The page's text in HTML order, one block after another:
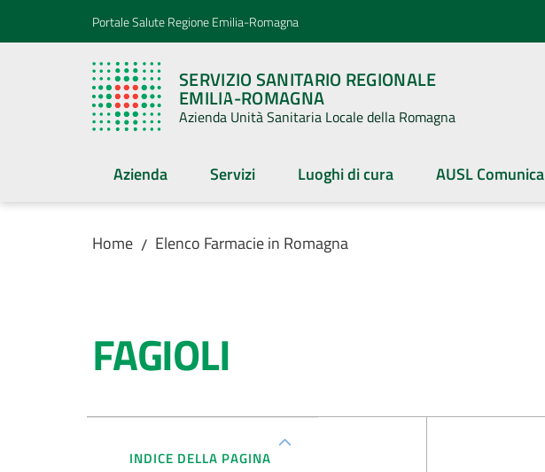
Vai al contenuto
Vai alla navigazionePortale Salute Regione Emilia-Romagna
SERVIZIO SANITARIO REGIONALE
EMILIA-ROMAGNA
Azienda Unità Sanitaria Locale della Romagna
Azienda Servizi Luoghi di cura AUSL Comunica
Home / Elenco Farmacie in Romagna
FAGIOLI
INDICE DELLA PAGINA